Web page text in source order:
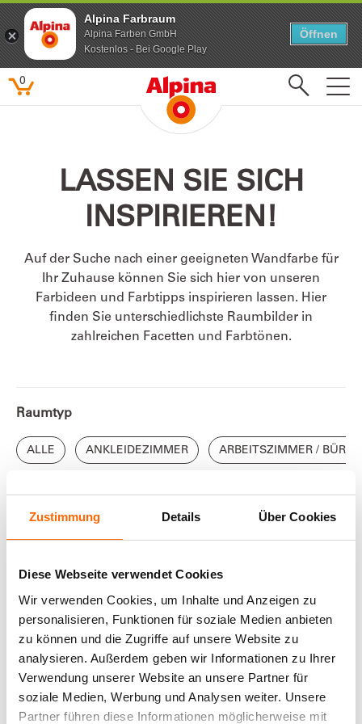
Zustimmung Details Über Cookies
Diese Webseite verwendet Cookies
Wir verwenden Cookies, um Inhalte und Anzeigen zu
personalisieren, Funktionen für soziale Medien anbieten
zu können und die Zugriffe auf unsere Website zu
analysieren. Außerdem geben wir Informationen zu Ihrer
Verwendung unserer Website an unsere Partner für
soziale Medien, Werbung und Analysen weiter. Unsere
Partner führen diese Informationen möglicherweise mit
Beliebte Suchbegriffe
Kinderzimmer
Farbenfreunde
0
LASSEN SIE SICH
INSPIRIEREN!
Auf der Suche nach einer geeigneten Wandfarbe für
Ihr Zuhause können Sie sich hier von unseren
Farbideen und Farbtipps inspirieren lassen. Hier
finden Sie unterschiedlichste Raumbilder in
zahlreichen Facetten und Farbtönen.
Raumtyp
ALLE ANKLEIDEZIMMER ARBEITSZIMMER / BÜRO
ANGEZEIGT0von0 Inspirationen
Alpina Farbraum
Alpina Farben GmbH
Kostenlos - Bei Google Play
Öffnen
Alpina Farbraum
Alpina Farben GmbH
Kostenlos - Bei Google Play
Öffnen